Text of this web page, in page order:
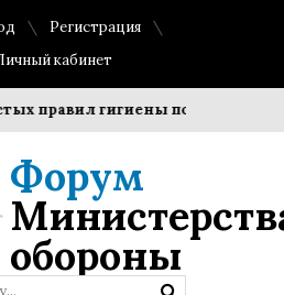
Регистрация
кабинет
правил гигиены помогает
Форум
обороны